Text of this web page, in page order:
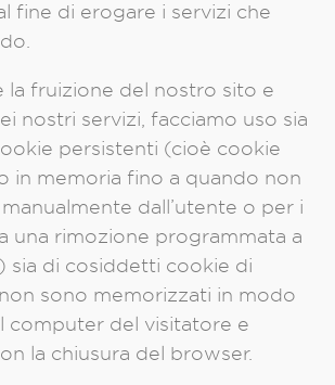
fine di erogare i servizi che
la fruizione del nostro sito e
nostri servizi, facciamo uso sia
persistenti (cioè cookie
in memoria fino a quando non
dall’utente o per i
una rimozione programmata a
sia di cosiddetti cookie di
sono memorizzati in modo
computer del visitatore e
la chiusura del browser.